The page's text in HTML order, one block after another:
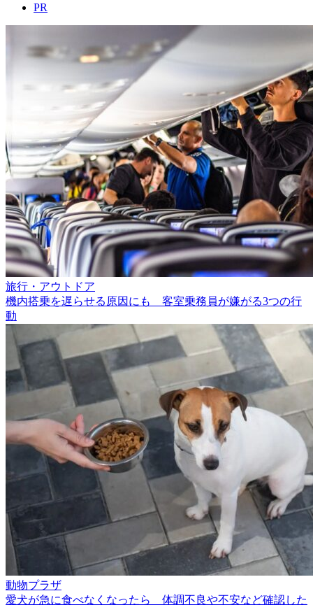
PR
旅行・アウトドア
機内搭乗を遅らせる原因にも 客室乗務員が嫌がる3つの行
動
動物プラザ
愛犬が急に食べなくなったら 体調不良や不安など確認した